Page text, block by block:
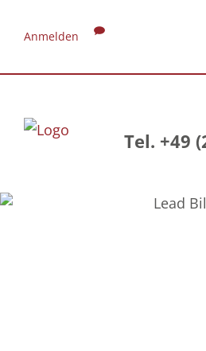
Anmelden
Tel. +49